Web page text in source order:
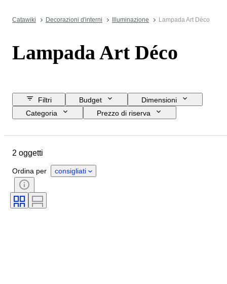
Catawiki Decorazioni d'interni Illuminazione Lampada Art Déco
Lampada Art Déco
Filtri Budget
Dimensioni
Categoria
Prezzo di riserva
Materiale
Stile
Epoca
2 oggetti
Ordina per consigliati